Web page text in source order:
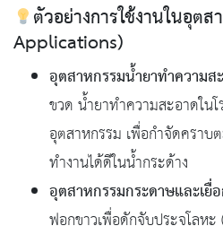
ตัวอย่างการใช้งานในอุต
Applications)
อุตสาหกรรมน้ำยาทำความส
ขวด น้ำยาทำความสะอาดใน
อุตสาหกรรม เพื่อกำจัดคราบ
ทำงานได้ดีในน้ำกระด้าง
อุตสาหกรรมกระดาษและเยื่